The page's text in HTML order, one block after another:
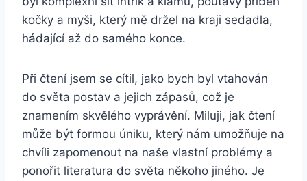
kočky a myši, který mě držel na kraji sedadla,
hádající až do samého konce.
Při čtení jsem se cítil, jako bych byl vtahován
do světa postav a jejich zápasů, což je
znamením skvělého vyprávění. Miluji, jak čtení
může být formou úniku, který nám umožňuje na
chvíli zapomenout na naše vlastní problémy a
ponořit literatura do světa někoho jiného. Je